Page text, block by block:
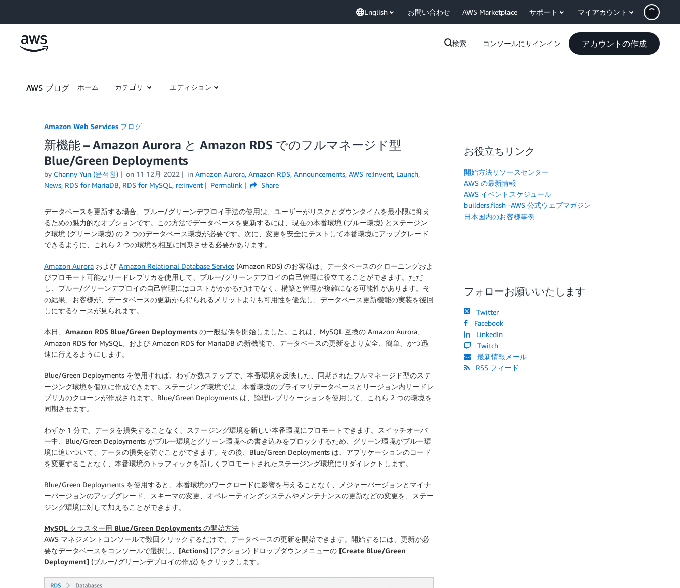
English お問い合わせ AWS Marketplace サポート マイアカウント
検索 コンソールにサインイン アカウントの作成
AWS ブログ ホーム カテゴリ エディション
Amazon Web Services ブログ
新機能 – Amazon Aurora と Amazon RDS でのフルマネージド型
Blue/Green Deployments
by Channy Yun (윤석찬) on 11 12月 2022 in Amazon Aurora, Amazon RDS, Announcements, AWS re:Invent, Launch,
News, RDS for MariaDB, RDS for MySQL, re:invent Permalink Share
データベースを更新する場合、ブルー/グリーンデプロイ手法の使用は、ユーザーがリスクとダウンタイムを最小限に抑え
るための魅力的なオプションです。この方法でデータベースを更新するには、現在の本番環境 (ブルー環境) とステージン
グ環境 (グリーン環境) の 2 つのデータベース環境が必要です。次に、変更を安全にテストして本番環境にアップグレード
できるように、これら 2 つの環境を相互に同期させる必要があります。
Amazon Aurora および Amazon Relational Database Service (Amazon RDS) のお客様は、データベースのクローニングおよ
びプロモート可能なリードレプリカを使用して、ブルー/グリーンデプロイの自己管理に役立てることができます。ただ
し、ブルー/グリーンデプロイの自己管理にはコストがかかるだけでなく、構築と管理が複雑になる可能性があります。そ
の結果、お客様が、データベースの更新から得られるメリットよりも可用性を優先し、データベース更新機能の実装を後回
しにするケースが見られます。
本日、 Amazon RDS Blue/Green Deployments の一般提供を開始しました。これは、MySQL 互換の Amazon Aurora、
Amazon RDS for MySQL、および Amazon RDS for MariaDB の新機能で、データベースの更新をより安全、簡単、かつ迅
速に行えるようにします。
Blue/Green Deployments を使用すれば、わずか数ステップで、本番環境を反映した、同期されたフルマネージド型のステ
ージング環境を個別に作成できます。ステージング環境では、本番環境のプライマリデータベースとリージョン内リードレ
プリカのクローンが作成されます。Blue/Green Deployments は、論理レプリケーションを使用して、これら 2 つの環境を
同期させます。
わずか 1 分で、データを損失することなく、ステージング環境を新しい本番環境にプロモートできます。スイッチオーバ
ー中、Blue/Green Deployments がブルー環境とグリーン環境への書き込みをブロックするため、グリーン環境がブルー環
境に追いついて、データの損失を防ぐことができます。その後、Blue/Green Deployments は、アプリケーションのコード
を変更することなく、本番環境のトラフィックを新しくプロモートされたステージング環境にリダイレクトします。
Blue/Green Deployments を使用すると、本番環境のワークロードに影響を与えることなく、メジャーバージョンとマイナ
ーバージョンのアップグレード、スキーマの変更、オペレーティングシステムやメンテナンスの更新などの変更を、ステー
ジング環境に対して加えることができます。
MySQL クラスター用 Blue/Green Deployments の開始方法
AWS マネジメントコンソールで数回クリックするだけで、データベースの更新を開始できます。開始するには、更新が必
要なデータベースをコンソールで選択し、 [Actions] (アクション) ドロップダウンメニューの [Create Blue/Green
Deployment] (ブルー/グリーンデプロイの作成) をクリックします。
お役立ちリンク
開始方法リソースセンター
AWS の最新情報
AWS イベントスケジュール
builders.flash -AWS 公式ウェブマガジン
日本国内のお客様事例
フォローお願いいたします
Twitter
Facebook
LinkedIn
Twitch
最新情報メール
RSS フィード